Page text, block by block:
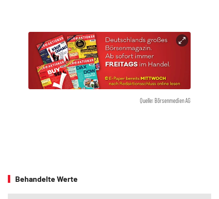
Quelle: Börsenmedien AG
Behandelte Werte